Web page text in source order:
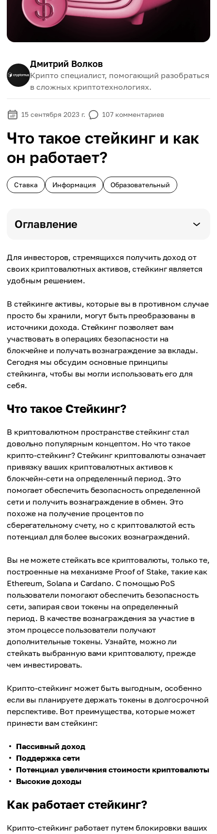
Дмитрий Волков
Крипто специалист, помогающий разобраться
в сложных криптотехнологиях.
15 сентября 2023 г. 107 комментариев
Что такое стейкинг и как
он работает?
Ставка Информация Образовательный
Оглавление
Для инвесторов, стремящихся получить доход от
своих криптовалютных активов, стейкинг является
удобным решением.
В стейкинге активы, которые вы в противном случае
просто бы хранили, могут быть преобразованы в
источники дохода. Стейкинг позволяет вам
участвовать в операциях безопасности на
блокчейне и получать вознаграждение за вклады.
Сегодня мы обсудим основные принципы
стейкинга, чтобы вы могли использовать его для
себя.
Что такое Стейкинг?
В криптовалютном пространстве стейкинг стал
довольно популярным концептом. Но что такое
крипто-стейкинг? Стейкинг криптовалюты означает
привязку ваших криптовалютных активов к
блокчейн-сети на определенный период. Это
помогает обеспечить безопасность определенной
сети и получить вознаграждение в обмен. Это
похоже на получение процентов по
сберегательному счету, но с криптовалютой есть
потенциал для более высоких вознаграждений.
Вы не можете стейкать все криптовалюты, только те,
построенные на механизме Proof of Stake, такие как
Ethereum, Solana и Cardano. С помощью PoS
пользователи помогают обеспечить безопасность
сети, запирая свои токены на определенный
период. В качестве вознаграждения за участие в
этом процессе пользователи получают
дополнительные токены. Узнайте, можно ли
стейкать выбранную вами криптовалютy, прежде
чем инвестировать.
Крипто-стейкинг может быть выгодным, особенно
если вы планируете держать токены в долгосрочной
перспективе. Вот преимущества, которые может
принести вам стейкинг:
Пассивный доход
Поддержка сети
Потенциал увеличения стоимости криптовалюты
Высокие доходы
Как работает стейкинг?
Крипто-стейкинг работает путем блокировки ваших